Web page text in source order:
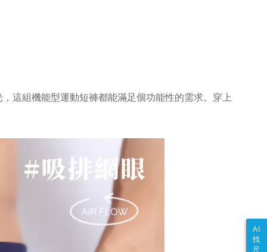
這組機能型運動短褲都能滿足個功能性的需求。穿上
AI
找
尺